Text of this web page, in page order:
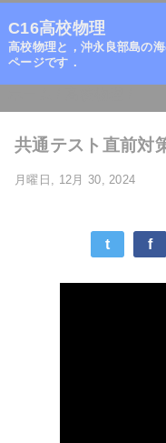
C16高校物理
高校物理と，沖永良部島の
ページです．
共通テスト直前対
月曜日, 12月 30, 2024
t f